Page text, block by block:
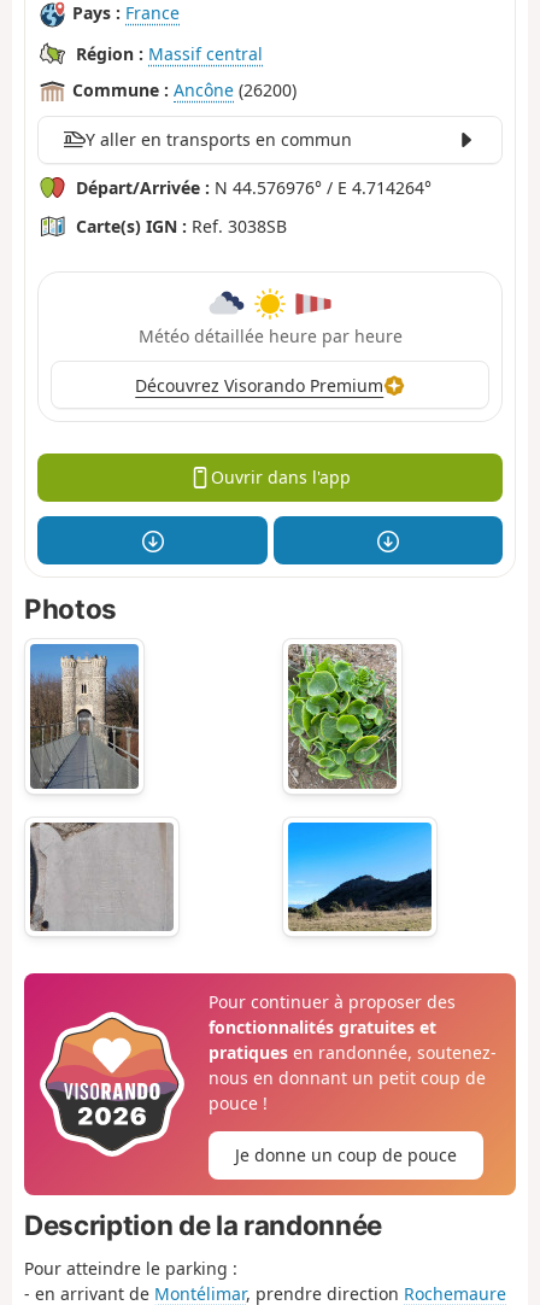
Pays : France
Région : Massif central
Commune : Ancône (26200)
Y aller en transports en commun
Départ/Arrivée : N 44.576976° / E 4.714264°
Carte(s) IGN : Ref. 3038SB
Météo détaillée heure par heure
Découvrez Visorando Premium
Ouvrir dans l'app
Photos
Pour continuer à proposer des
fonctionnalités gratuites et
pratiquesen randonnée, soutenez-
nous en donnant un petit coup de
pouce !
Je donne un coup de pouce
Description de la randonnée
Pour atteindre le parking :
- en arrivant de Montélimar, prendre direction Rochemaure